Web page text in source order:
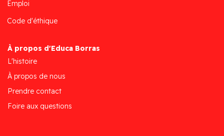
Emploi
Code d'éthique
À propos d'Educa Borras
L'histoire
À propos de nous
Prendre contact
Foire aux questions